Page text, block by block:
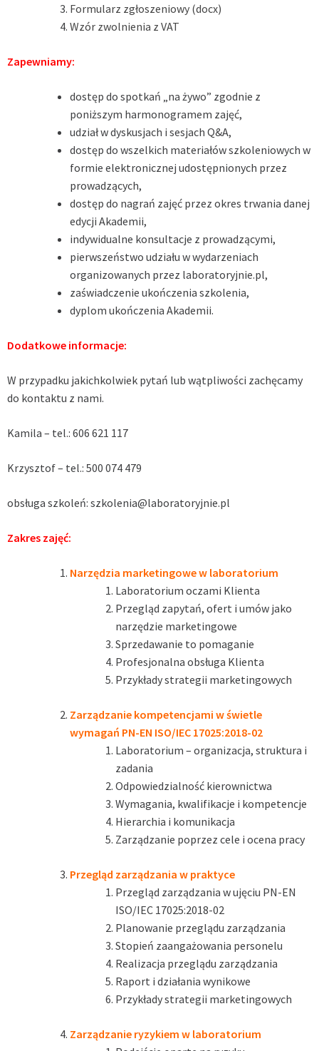
Formularz zgłoszeniowy (docx)
Wzór zwolnienia z VAT
Zapewniamy:
dostęp do spotkań „na żywo” zgodnie z
poniższym harmonogramem zajęć,
udział w dyskusjach i sesjach Q&A,
dostęp do wszelkich materiałów szkoleniowych w
formie elektronicznej udostępnionych przez
prowadzących,
dostęp do nagrań zajęć przez okres trwania danej
edycji Akademii,
indywidualne konsultacje z prowadzącymi,
pierwszeństwo udziału w wydarzeniach
organizowanych przez laboratoryjnie.pl,
zaświadczenie ukończenia szkolenia,
dyplom ukończenia Akademii.
Dodatkowe informacje:
W przypadku jakichkolwiek pytań lub wątpliwości zachęcamy
do kontaktu z nami.
Kamila – tel.: 606 621 117
Krzysztof – tel.: 500 074 479
obsługa szkoleń: szkolenia@laboratoryjnie.pl
Zakres zajęć:
Narzędzia marketingowe w laboratorium
Laboratorium oczami Klienta
Przegląd zapytań, ofert i umów jako
narzędzie marketingowe
Sprzedawanie to pomaganie
Profesjonalna obsługa Klienta
Przykłady strategii marketingowych
Zarządzanie kompetencjami w świetle
wymagań PN-EN ISO/IEC 17025:2018-02
Laboratorium – organizacja, struktura i
zadania
Odpowiedzialność kierownictwa
Wymagania, kwalifikacje i kompetencje
Hierarchia i komunikacja
Zarządzanie poprzez cele i ocena pracy
Przegląd zarządzania w praktyce
Przegląd zarządzania w ujęciu PN-EN
ISO/IEC 17025:2018-02
Planowanie przeglądu zarządzania
Stopień zaangażowania personelu
Realizacja przeglądu zarządzania
Raport i działania wynikowe
Przykłady strategii marketingowych
Zarządzanie ryzykiem w laboratorium